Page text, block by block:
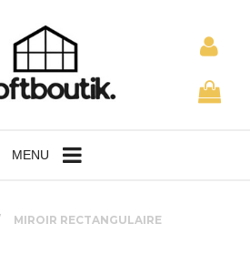
MENU
MIROIR RECTANGULAIRE